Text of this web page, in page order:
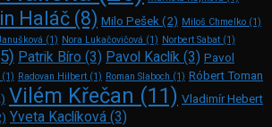
Haláč (8) Milo Pešek (2) Miloš Chmelko (1)
(1) Nora Lukačovičová (1) Norbert Sabat (1)
Patrik Bíro (3) Pavol Kaclík (3) Pavol
(1) Radovan Hilbert (1) Roman Slaboch (1) Róbert Toman
Vilém Křečan (11) Vladimír Hebert
Yveta Kaclíková (3)